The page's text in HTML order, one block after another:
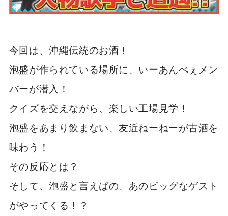
今回は、沖縄伝統のお酒！
泡盛が作られている場所に、いーあんべぇメン
バーが潜入！
クイズを交えながら、楽しい工場見学！
泡盛をあまり飲まない、友近ねーねーが古酒を
味わう！
その反応とは？
そして、泡盛と言えばの、あのビッグなゲスト
がやってくる！？